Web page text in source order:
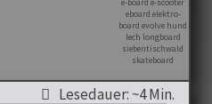
Lesedauer: ~4 Min.